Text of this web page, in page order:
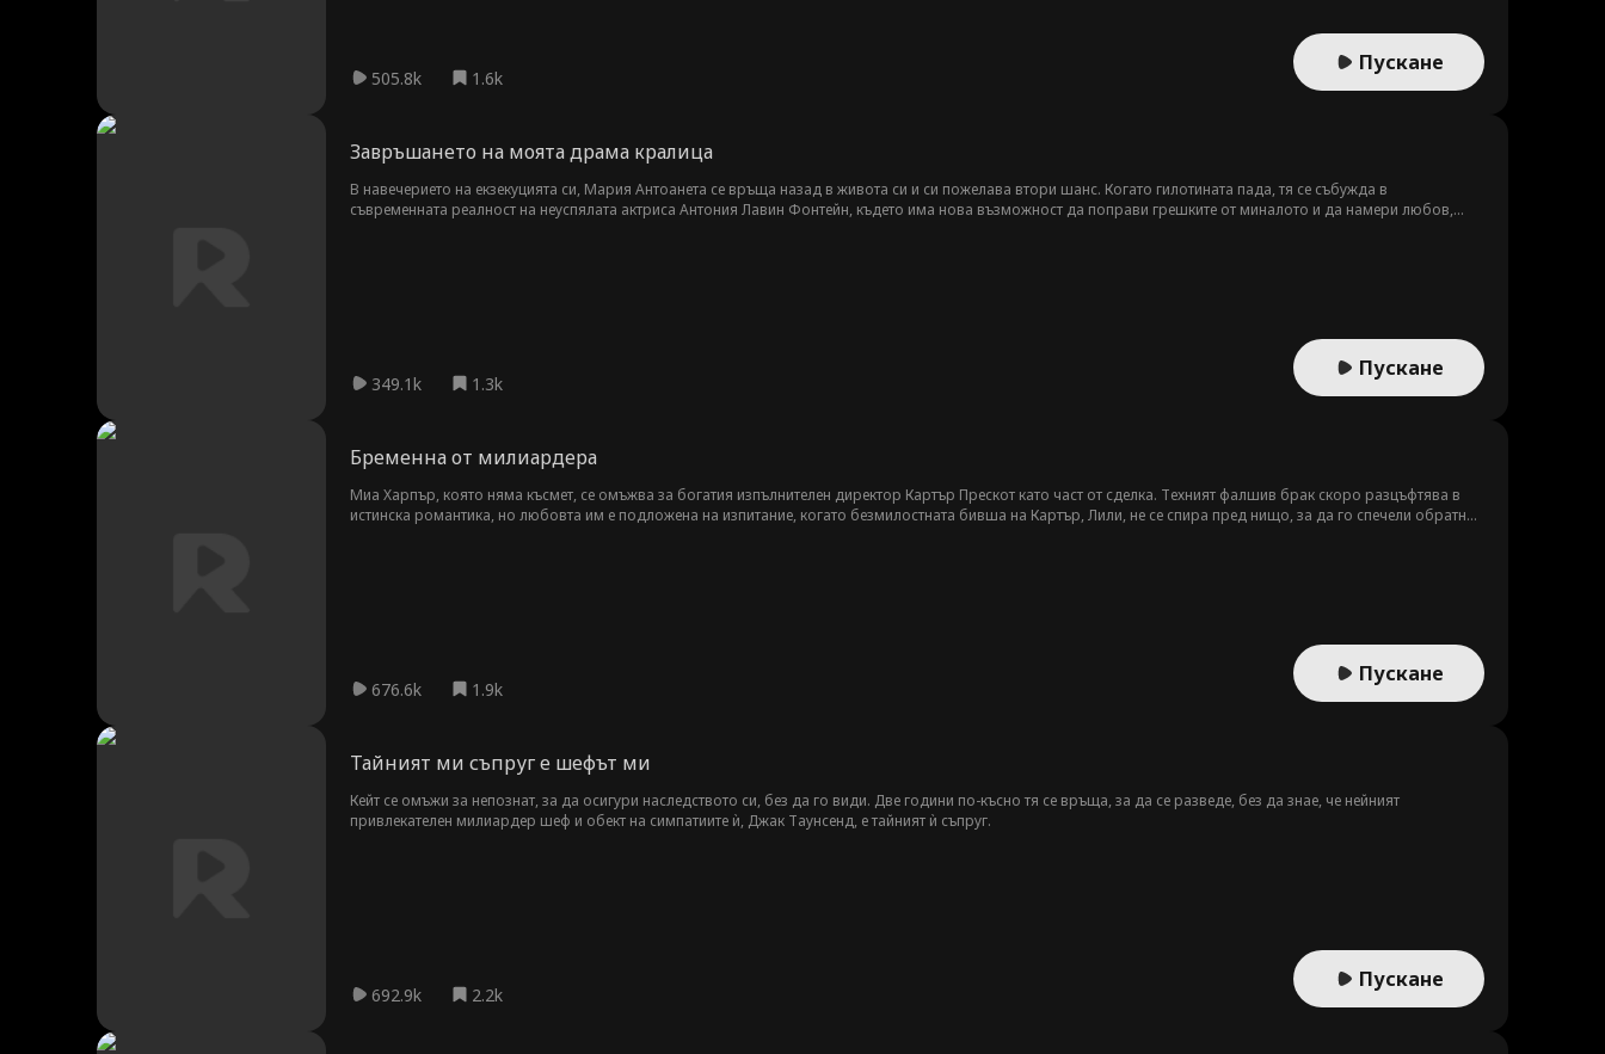
505.8k 1.6k
Пускане
Завръшането на моята драма кралица
В навечерието на екзекуцията си, Мария Антоанета се връща назад в живота си и си пожелава втори шанс. Когато гилотината пада, тя се събужда в
съвременната реалност на неуспялата актриса Антония Лавин Фонтейн, където има нова възможност да поправи грешките от миналото и да намери любов,
349.1k 1.3k
Пускане
Бременна от милиардера
Миа Харпър, която няма късмет, се омъжва за богатия изпълнителен директор Картър Прескот като част от сделка. Техният фалшив брак скоро разцъфтява в
истинска романтика, но любовта им е подложена на изпитание, когато безмилостната бивша на Картър, Лили, не се спира пред нищо, за да го спечели обратно.
676.6k 1.9k
Пускане
Тайният ми съпруг е шефът ми
Кейт се омъжи за непознат, за да осигури наследството си, без да го види. Две години по-късно тя се връща, за да се разведе, без да знае, че нейният
привлекателен милиардер шеф и обект на симпатиите ѝ, Джак Таунсенд, е тайният ѝ съпруг.
692.9k 2.2k
Пускане